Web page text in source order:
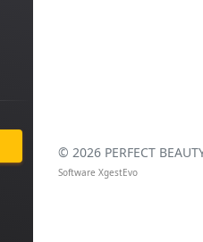
© 2026 PERFECT
Software XgestEvo